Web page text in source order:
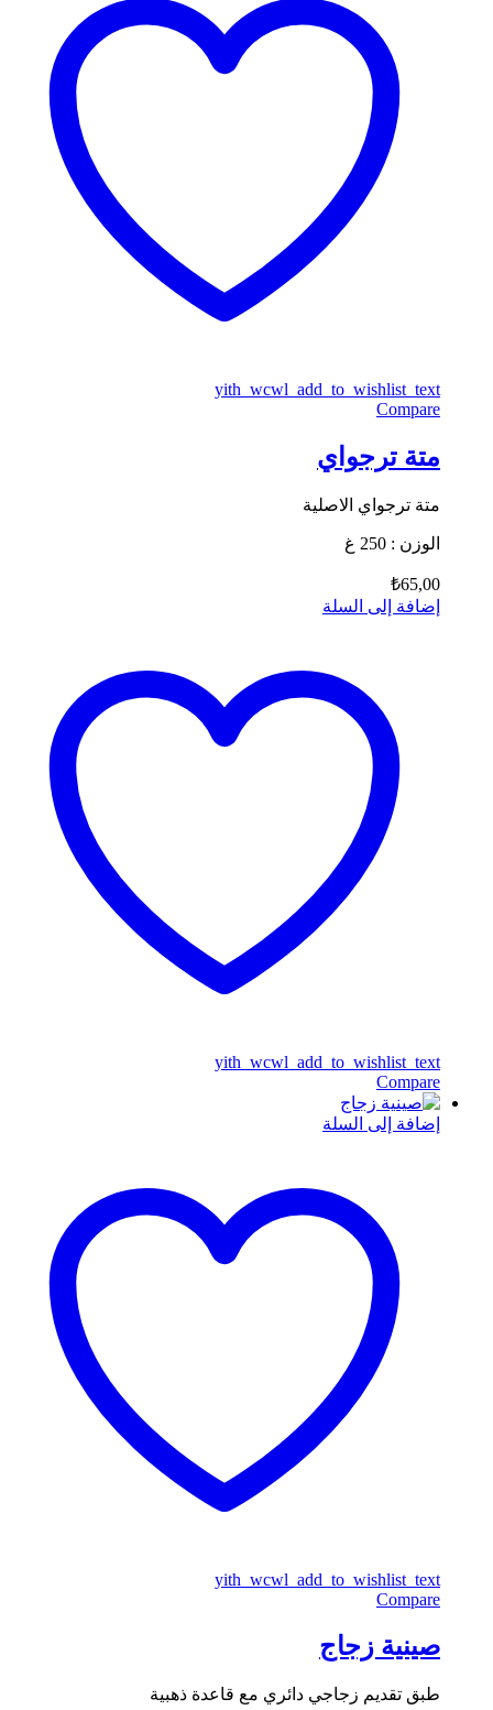
yith_wcwl_add_to_wishlist_text
Compare
متة ترجواي
متة ترجواي الاصلية
الوزن : 250 غ
₺65,00
إضافة إلى السلة
yith_wcwl_add_to_wishlist_text
Compare
إضافة إلى السلة
yith_wcwl_add_to_wishlist_text
Compare
صينية زجاج
طبق تقديم زجاجي دائري مع قاعدة ذهبية